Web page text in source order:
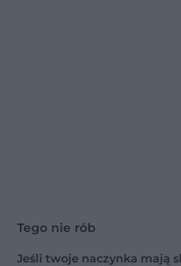
Tego nie rób
Jeśli twoje naczynka mają